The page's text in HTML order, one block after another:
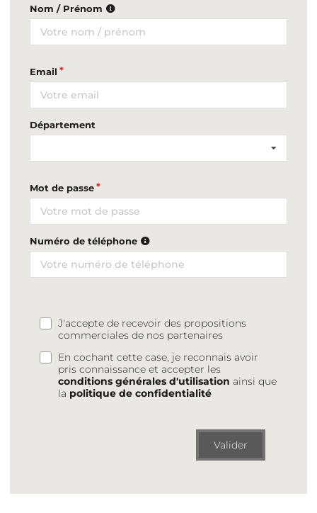
Nom / Prénom
Email
Département
Mot de passe
Numéro de téléphone
J'accepte de recevoir des propositions
commerciales de nos partenaires
En cochant cette case, je reconnais avoir
pris connaissance et accepter les
conditions générales d'utilisation ainsi que
la politique de confidentialité
Valider